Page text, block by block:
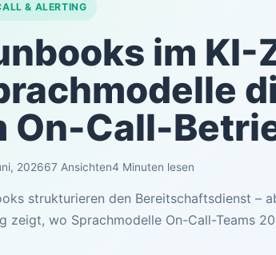
& ALERTING
im
On-Call-
202667 Ansichten4 Minuten lesen
strukturieren den Bereitschaftsdienst –
zeigt, wo Sprachmodelle On-Call-Teams